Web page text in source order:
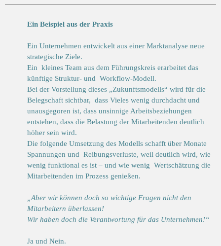
Ein Beispiel aus der Praxis
Ein Unternehmen entwickelt aus einer Marktanalyse neue
strategische Ziele.
Ein kleines Team aus dem Führungskreis erarbeitet das
künftige Struktur- und Workflow-Modell.
Bei der Vorstellung dieses „Zukunftsmodells“ wird für die
Belegschaft sichtbar, dass Vieles wenig durchdacht und
unausgegoren ist, dass unsinnige Arbeitsbeziehungen
entstehen, dass die Belastung der Mitarbeitenden deutlich
höher sein wird.
Die folgende Umsetzung des Modells schafft über Monate
Spannungen und Reibungsverluste, weil deutlich wird, wie
wenig funktional es ist – und wie wenig Wertschätzung die
Mitarbeitenden im Prozess genießen.
„Aber wir können doch so wichtige Fragen nicht den
Mitarbeitern überlassen!
Wir haben doch die Verantwortung für das Unternehmen!“
Ja und Nein.